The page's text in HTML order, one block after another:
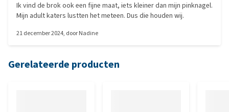
Ik vind de brok ook een fijne maat, iets kleiner dan mijn pinknagel.
Mijn adult katers lustten het meteen. Dus die houden wij.
21 december 2024, doorNadine
Gerelateerde producten